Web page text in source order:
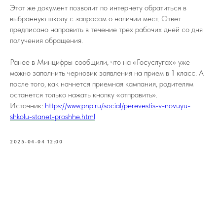
Этот же документ позволит по интернету обратиться в
выбранную школу с запросом о наличии мест. Ответ
предписано направить в течение трех рабочих дней со дня
получения обращения.
Ранее в Минцифры сообщили, что на «Госуслугах» уже
можно заполнить черновик заявления на прием в 1 класс. А
после того, как начнется приемная кампания, родителям
останется только нажать кнопку «отправить».
Источник: https://www.pnp.ru/social/perevestis-v-novuyu-
shkolu-stanet-proshhe.html
2025-04-04 12:00